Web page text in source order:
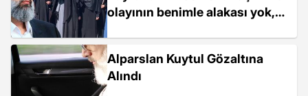
olayının benimle alakası yok,
Alparslan Kuytul Gözaltına
Alındı